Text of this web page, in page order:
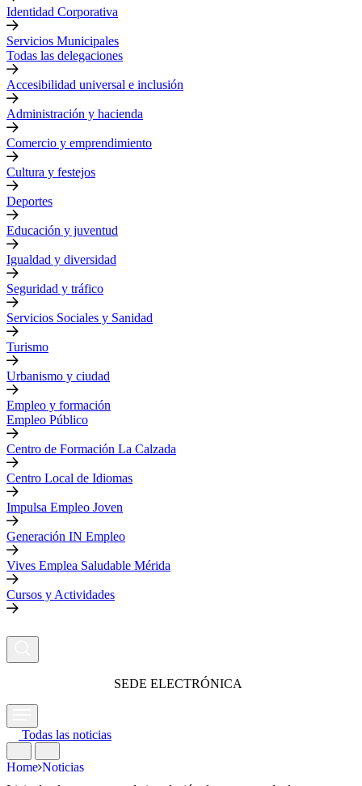
Identidad Corporativa
Servicios Municipales
Todas las delegaciones
Accesibilidad universal e inclusión
Administración y hacienda
Comercio y emprendimiento
Cultura y festejos
Deportes
Educación y juventud
Igualdad y diversidad
Seguridad y tráfico
Servicios Sociales y Sanidad
Turismo
Urbanismo y ciudad
Empleo y formación
Empleo Público
Centro de Formación La Calzada
Centro Local de Idiomas
Impulsa Empleo Joven
Generación IN Empleo
Vives Emplea Saludable Mérida
Cursos y Actividades
SEDE ELECTRÓNICA
Todas las noticias
Home Noticias